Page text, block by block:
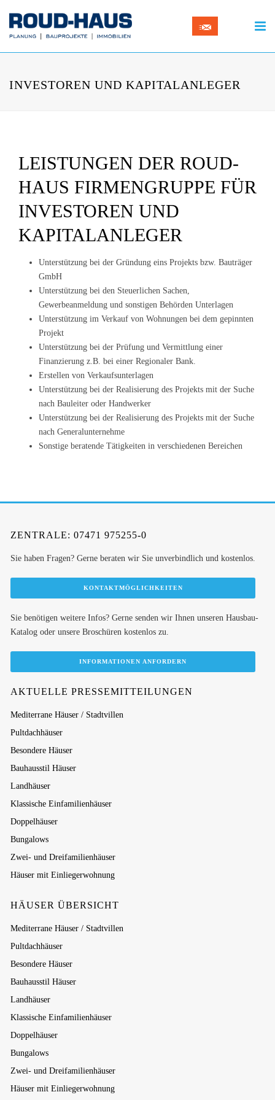
INVESTOREN UND KAPITALANLEGER
LEISTUNGEN DER ROUD-
HAUS FIRMENGRUPPE FÜR
INVESTOREN UND
KAPITALANLEGER
Unterstützung bei der Gründung eins Projekts bzw. Bauträger
GmbH
Unterstützung bei den Steuerlichen Sachen,
Gewerbeanmeldung und sonstigen Behörden Unterlagen
Unterstützung im Verkauf von Wohnungen bei dem gepinnten
Projekt
Unterstützung bei der Prüfung und Vermittlung einer
Finanzierung z.B. bei einer Regionaler Bank.
Erstellen von Verkaufsunterlagen
Unterstützung bei der Realisierung des Projekts mit der Suche
nach Bauleiter oder Handwerker
Unterstützung bei der Realisierung des Projekts mit der Suche
nach Generalunternehme
Sonstige beratende Tätigkeiten in verschiedenen Bereichen
ZENTRALE: 07471 975255-0
Sie haben Fragen? Gerne beraten wir Sie unverbindlich und kostenlos.
KONTAKTMÖGLICHKEITEN
Sie benötigen weitere Infos? Gerne senden wir Ihnen unseren Hausbau-
Katalog oder unsere Broschüren kostenlos zu.
INFORMATIONEN ANFORDERN
AKTUELLE PRESSEMITTEILUNGEN
Mediterrane Häuser / Stadtvillen
Pultdachhäuser
Besondere Häuser
Bauhausstil Häuser
Landhäuser
Klassische Einfamilienhäuser
Doppelhäuser
Bungalows
Zwei- und Dreifamilienhäuser
Häuser mit Einliegerwohnung
HÄUSER ÜBERSICHT
Mediterrane Häuser / Stadtvillen
Pultdachhäuser
Besondere Häuser
Bauhausstil Häuser
Landhäuser
Klassische Einfamilienhäuser
Doppelhäuser
Bungalows
Zwei- und Dreifamilienhäuser
Häuser mit Einliegerwohnung